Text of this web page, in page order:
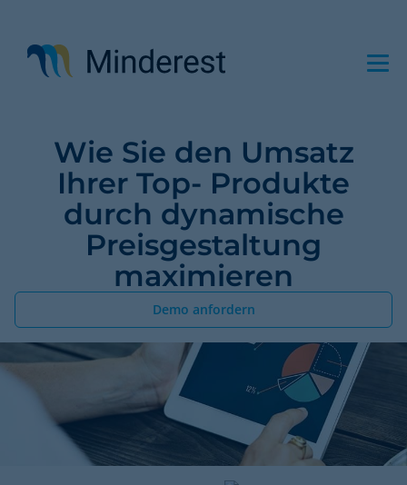
Inhalt
Wie Sie den Umsatz
Ihrer Top- Produkte
durch dynamische
Preisgestaltung
maximieren
Demo anfordern